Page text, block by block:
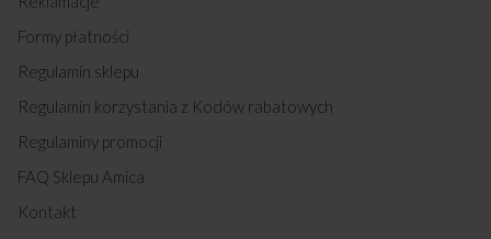
Formy płatności
Regulamin sklepu
Regulamin korzystania z Kodów rabatowych
Regulaminy promocji
FAQ Sklepu Amica
Kontakt